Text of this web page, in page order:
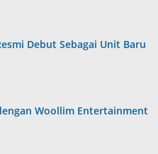
Debut Sebagai Unit Baru
Woollim Entertainment